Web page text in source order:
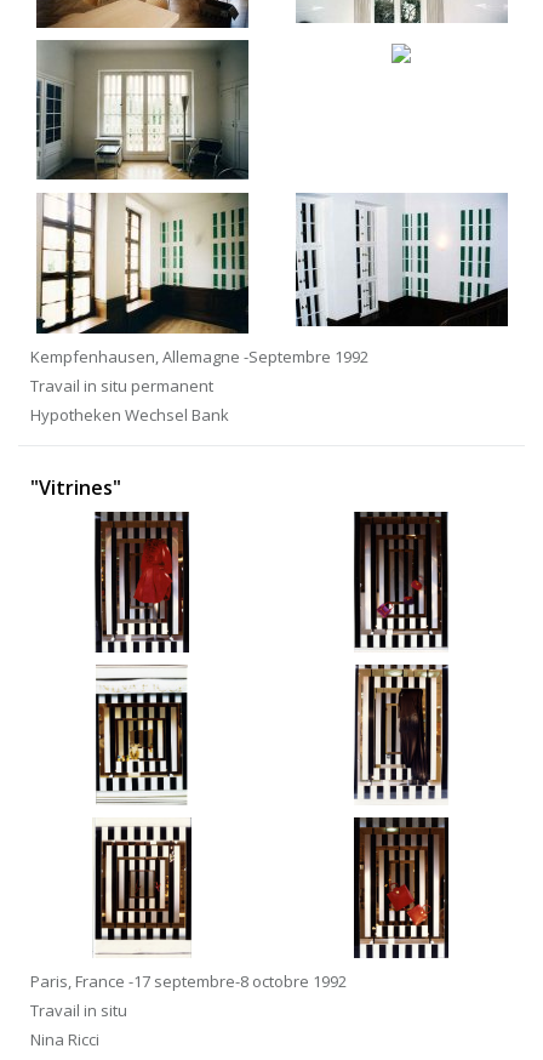
Kempfenhausen, Allemagne -Septembre 1992
Travail in situ permanent
Hypotheken Wechsel Bank
"Vitrines"
Paris, France -17 septembre-8 octobre 1992
Travail in situ
Nina Ricci